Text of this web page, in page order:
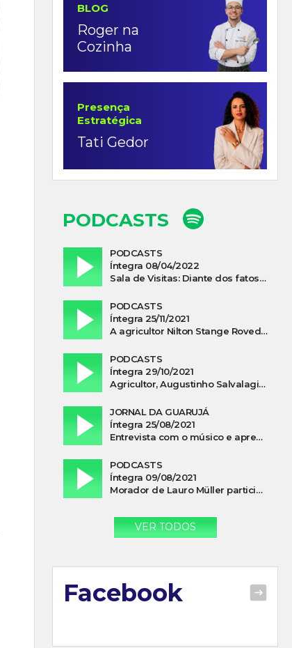
BLOG
Roger na
Cozinha
Presença
Estratégica
Tati Gedor
PODCASTS
PODCASTS
Íntegra 08/04/2022
Sala de Visitas: Diante dos fatos que influenciam a economia o que podemos esperar de 2022
PODCASTS
Íntegra 25/11/2021
A agricultor Nilton Stange Roveda, afirma ter recebido ajuda espiritual durante acidente
PODCASTS
Íntegra 29/10/2021
Agricultor, Augustinho Salvalagio, relata sobre aparição do Cavaleiro Negro no Rio das Furnas
JORNAL DA GUARUJÁ
Íntegra 25/08/2021
Entrevista com o músico e apresentador, Lismael Ferrareis, no Cidade e Campo
PODCASTS
Íntegra 09/08/2021
Morador de Lauro Müller participa de motociata em apoio a Bolsonaro
VER TODOS
Facebook